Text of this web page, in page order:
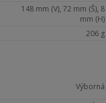
148 mm (V), 72 mm (Š), 8
mm (H)
206 g
Výborná